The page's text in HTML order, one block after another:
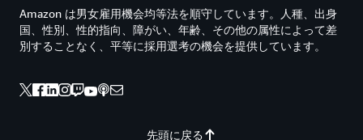
先頭に戻る
Amazon は男女雇用機会均等法を順守しています。人種、出身
国、性別、性的指向、障がい、年齢、その他の属性によって差
別することなく、平等に採用選考の機会を提供しています。